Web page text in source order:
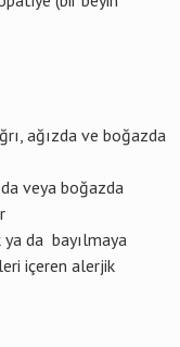
ağızda ve boğazda
veya boğazda
da bayılmaya
içeren alerjik